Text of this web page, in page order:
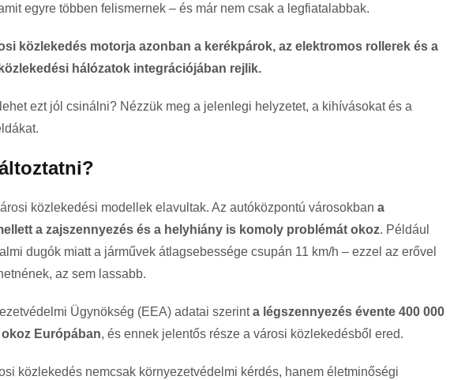
egyre többen felismernek – és már nem csak a legfiatalabbak.
közlekedés motorja azonban a kerékpárok, az elektromos rollerek és a
hálózatok integrációjában rejlik.
ezt jól csinálni? Nézzük meg a jelenlegi helyzetet, a kihívásokat és a
közlekedési modellek elavultak. Az autóközpontú városokban a
a zajszennyezés és a helyhiány is komoly problémát okoz. Például
dugók miatt a járművek átlagsebessége csupán 11 km/h – ezzel az erővel
az sem lassabb.
Ügynökség (EEA) adatai szerinta légszennyezés évente 400 000
Európában, és ennek jelentős része a városi közlekedésből ered.
közlekedés nemcsak környezetvédelmi kérdés, hanem életminőségi